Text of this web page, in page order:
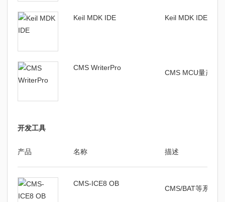
Keil MDK IDE Keil MDK IDE编译
CMS WriterPro
CMS MCU量产烧
开发工具
产品 名称 描述
CMS-ICE8 OB
CMS/BAT等系列